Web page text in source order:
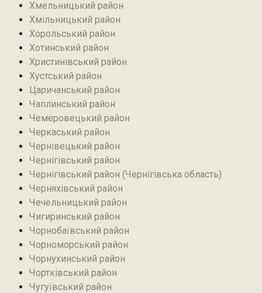
Хмельницький район
Хмільницький район
Хорольський район
Хотинський район‎
Христинівський район
Хустський район
Царичанський район
Чаплинський район
Чемеровецький район
Черкаський район
Чернівецький район
Чернігівський район
Чернігівський район (Чернігівська область)
Черняхівський район‎
Чечельницький район
Чигиринський район
Чорнобаївський район
Чорноморський район
Чорнухинський район‎
Чортківський район
Чугуївський район